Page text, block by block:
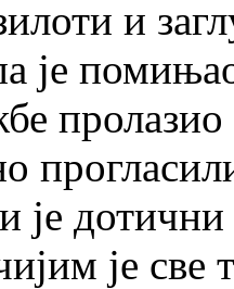
и
је
је
је све